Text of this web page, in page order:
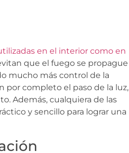
en el interior como en
que el fuego se propague
mucho más control de la
por completo el paso de la luz,
Además, cualquiera de las
y sencillo para lograr una